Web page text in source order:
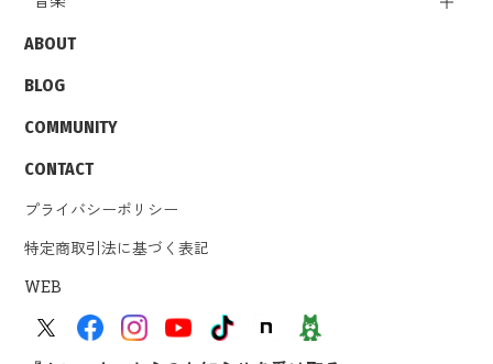
ABOUT
BLOG
COMMUNITY
CONTACT
プライバシーポリシー
特定商取引法に基づく表記
WEB